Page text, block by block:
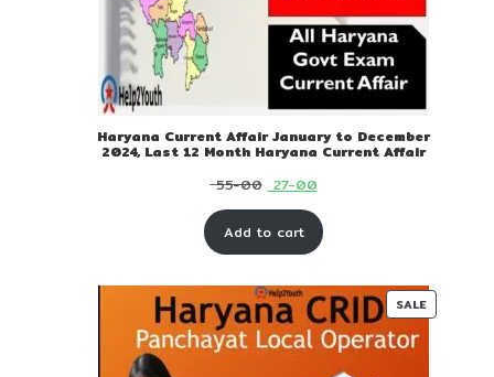
Haryana Current Affair January to December
2024, Last 12 Month Haryana Current Affair
55-00 Original
price
was:
00.
27-00Current
price
is:
00.
Add to cart
SALE